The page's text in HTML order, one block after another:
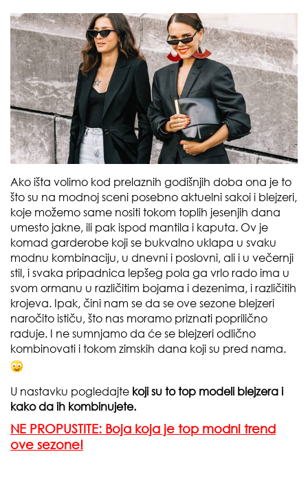
Ako išta volimo kod prelaznih godišnjih doba ona je to
što su na modnoj sceni posebno aktuelni sakoi i blejzeri,
koje možemo same nositi tokom toplih jesenjih dana
umesto jakne, ili pak ispod mantila i kaputa. Ov je
komad garderobe koji se bukvalno uklapa u svaku
modnu kombinaciju, u dnevni i poslovni, ali i u večernji
stil, i svaka pripadnica lepšeg pola ga vrlo rado ima u
svom ormanu u različitim bojama i dezenima, i različitih
krojeva. Ipak, čini nam se da se ove sezone blejzeri
naročito ističu, što nas moramo priznati poprilično
raduje. I ne sumnjamo da će se blejzeri odlično
kombinovati i tokom zimskih dana koji su pred nama.
U nastavku pogledajte koji su to top modeli blejzera i
kako da ih kombinujete.
NE PROPUSTITE: Boja koja je top modni trend
ove sezone!